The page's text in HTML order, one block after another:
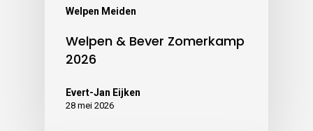
Welpen Meiden
Welpen & Bever Zomerkamp
2026
Evert-Jan Eijken
28 mei 2026